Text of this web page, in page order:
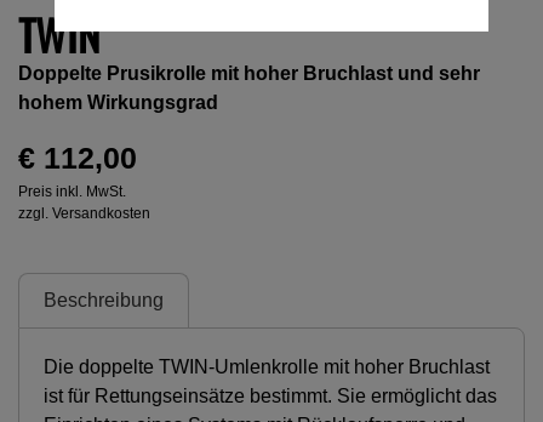
TWIN
Doppelte Prusikrolle mit hoher Bruchlast und sehr
hohem Wirkungsgrad
€ 112,00
Preis inkl. MwSt.
zzgl. Versandkosten
Beschreibung
Die doppelte TWIN-Umlenkrolle mit hoher Bruchlast
ist für Rettungseinsätze bestimmt. Sie ermöglicht das